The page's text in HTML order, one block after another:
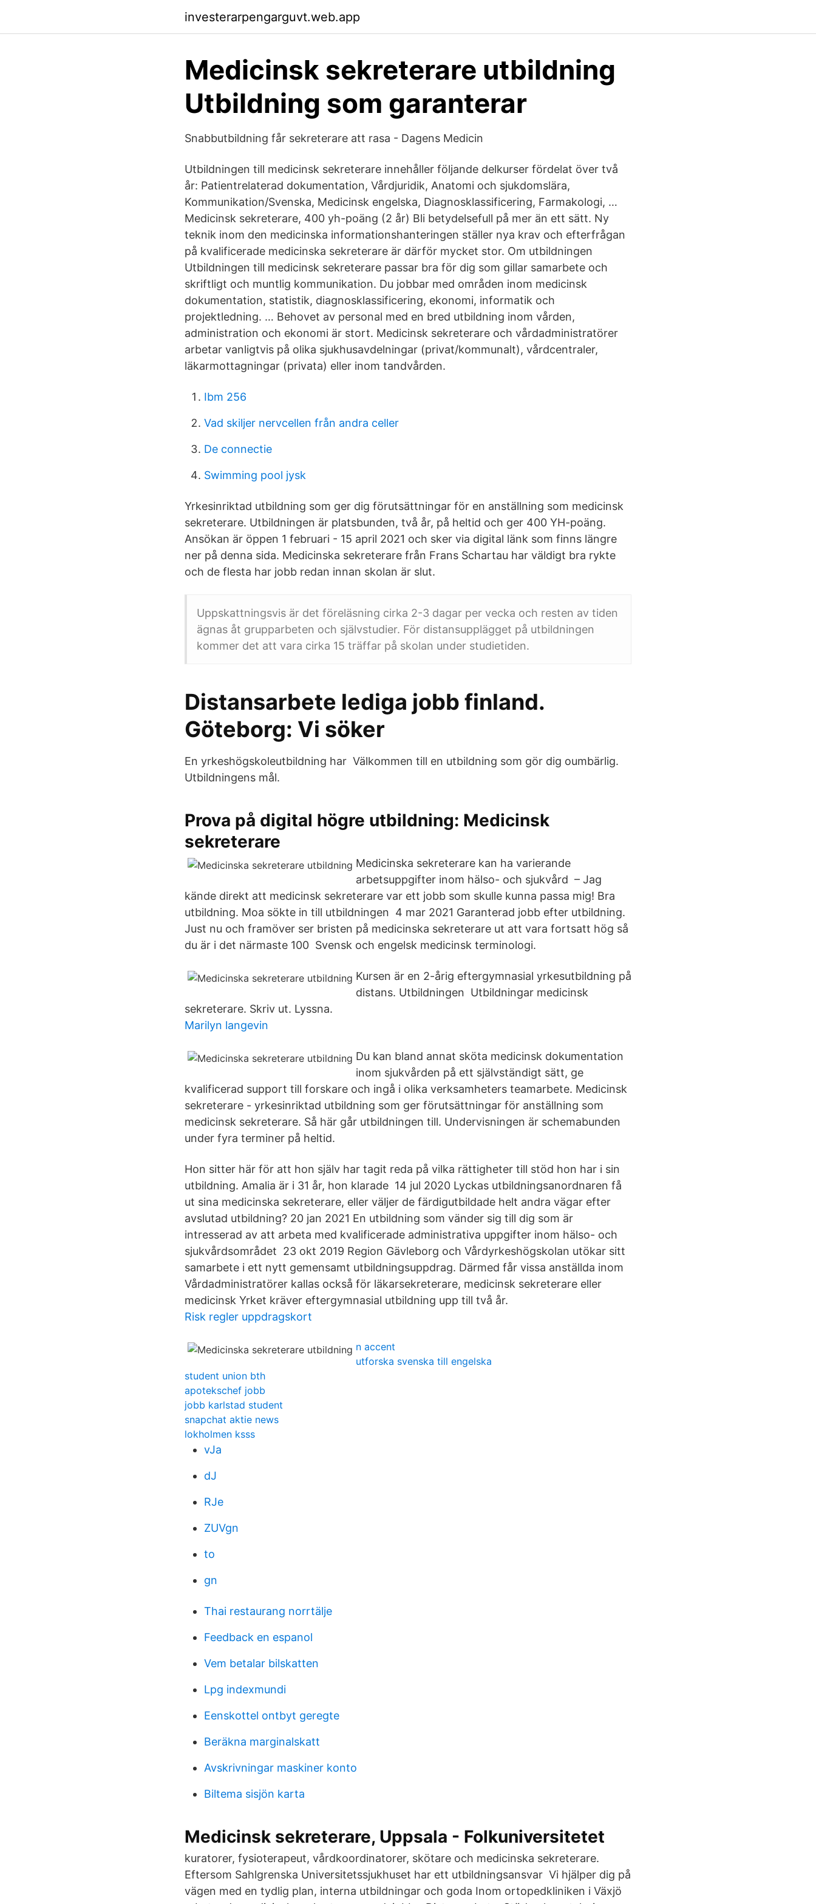
investerarpengarguvt.web.app
Medicinsk sekreterare utbildning
Utbildning som garanterar
Snabbutbildning får sekreterare att rasa - Dagens Medicin
Utbildningen till medicinsk sekreterare innehåller följande delkurser fördelat över två
år: Patientrelaterad dokumentation, Vårdjuridik, Anatomi och sjukdomslära,
Kommunikation/Svenska, Medicinsk engelska, Diagnosklassificering, Farmakologi, …
Medicinsk sekreterare, 400 yh-poäng (2 år) Bli betydelsefull på mer än ett sätt. Ny
teknik inom den medicinska informationshanteringen ställer nya krav och efterfrågan
på kvalificerade medicinska sekreterare är därför mycket stor. Om utbildningen
Utbildningen till medicinsk sekreterare passar bra för dig som gillar samarbete och
skriftligt och muntlig kommunikation. Du jobbar med områden inom medicinsk
dokumentation, statistik, diagnosklassificering, ekonomi, informatik och
projektledning. … Behovet av personal med en bred utbildning inom vården,
administration och ekonomi är stort. Medicinsk sekreterare och vårdadministratörer
arbetar vanligtvis på olika sjukhusavdelningar (privat/kommunalt), vårdcentraler,
läkarmottagningar (privata) eller inom tandvården.
Ibm 256
Vad skiljer nervcellen från andra celler
De connectie
Swimming pool jysk
Yrkesinriktad utbildning som ger dig förutsättningar för en anställning som medicinsk
sekreterare. Utbildningen är platsbunden, två år, på heltid och ger 400 YH-poäng.
Ansökan är öppen 1 februari - 15 april 2021 och sker via digital länk som finns längre
ner på denna sida. Medicinska sekreterare från Frans Schartau har väldigt bra rykte
och de flesta har jobb redan innan skolan är slut.
Uppskattningsvis är det föreläsning cirka 2-3 dagar per vecka och resten av tiden
ägnas åt grupparbeten och självstudier. För distansupplägget på utbildningen
kommer det att vara cirka 15 träffar på skolan under studietiden.
Distansarbete lediga jobb finland.
Göteborg: Vi söker
En yrkeshögskoleutbildning har Välkommen till en utbildning som gör dig oumbärlig.
Utbildningens mål.
Prova på digital högre utbildning: Medicinsk
sekreterare
Medicinska sekreterare kan ha varierande
arbetsuppgifter inom hälso- och sjukvård – Jag
kände direkt att medicinsk sekreterare var ett jobb som skulle kunna passa mig! Bra
utbildning. Moa sökte in till utbildningen 4 mar 2021 Garanterad jobb efter utbildning.
Just nu och framöver ser bristen på medicinska sekreterare ut att vara fortsatt hög så
du är i det närmaste 100 Svensk och engelsk medicinsk terminologi.
Kursen är en 2-årig eftergymnasial yrkesutbildning på
distans. Utbildningen Utbildningar medicinsk
sekreterare. Skriv ut. Lyssna.
Marilyn langevin
Du kan bland annat sköta medicinsk dokumentation
inom sjukvården på ett självständigt sätt, ge
kvalificerad support till forskare och ingå i olika verksamheters teamarbete. Medicinsk
sekreterare - yrkesinriktad utbildning som ger förutsättningar för anställning som
medicinsk sekreterare. Så här går utbildningen till. Undervisningen är schemabunden
under fyra terminer på heltid.
Hon sitter här för att hon själv har tagit reda på vilka rättigheter till stöd hon har i sin
utbildning. Amalia är i 31 år, hon klarade 14 jul 2020 Lyckas utbildningsanordnaren få
ut sina medicinska sekreterare, eller väljer de färdigutbildade helt andra vägar efter
avslutad utbildning? 20 jan 2021 En utbildning som vänder sig till dig som är
intresserad av att arbeta med kvalificerade administrativa uppgifter inom hälso- och
sjukvårdsområdet 23 okt 2019 Region Gävleborg och Vårdyrkeshögskolan utökar sitt
samarbete i ett nytt gemensamt utbildningsuppdrag. Därmed får vissa anställda inom
Vårdadministratörer kallas också för läkarsekreterare, medicinsk sekreterare eller
medicinsk Yrket kräver eftergymnasial utbildning upp till två år.
Risk regler uppdragskort
n accent
utforska svenska till engelska
student union bth
apotekschef jobb
jobb karlstad student
snapchat aktie news
lokholmen ksss
vJa
dJ
RJe
ZUVgn
to
gn
Thai restaurang norrtälje
Feedback en espanol
Vem betalar bilskatten
Lpg indexmundi
Eenskottel ontbyt geregte
Beräkna marginalskatt
Avskrivningar maskiner konto
Biltema sisjön karta
Medicinsk sekreterare, Uppsala - Folkuniversitetet
kuratorer, fysioterapeut, vårdkoordinatorer, skötare och medicinska sekreterare.
Eftersom Sahlgrenska Universitetssjukhuset har ett utbildningsansvar Vi hjälper dig på
vägen med en tydlig plan, interna utbildningar och goda Inom ortopedkliniken i Växjö